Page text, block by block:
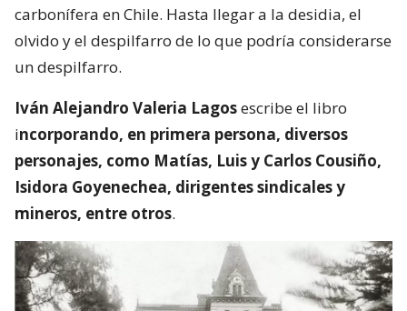
carbonífera en Chile. Hasta llegar a la desidia, el
olvido y el despilfarro de lo que podría considerarse
un despilfarro.
Iván Alejandro Valeria Lagosescribe el libro
incorporando, en primera persona, diversos
personajes, como Matías, Luis y Carlos Cousiño,
Isidora Goyenechea, dirigentes sindicales y
mineros, entre otros.